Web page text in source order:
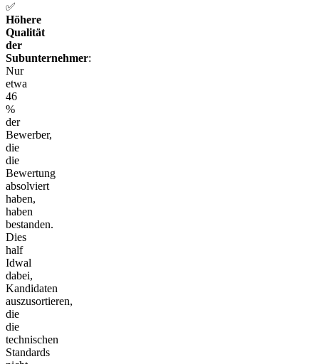
✅
Höhere
Qualität
der
Subunternehmer:
Nur
etwa
46
%
der
Bewerber,
die
die
Bewertung
absolviert
haben,
haben
bestanden.
Dies
half
Idwal
dabei,
Kandidaten
auszusortieren,
die
die
technischen
Standards